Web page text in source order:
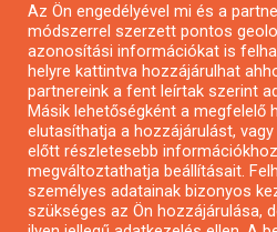
Pályázatok
Pályázatok civil szervezeteknek
Pályázatok vállalkozásoknak
Önkormányzati pályázatok
Mezőgazdasági pályázatok
Falusi turizmus pályázatok
Az Ön engedélyével mi és a
módszerrel szerzett pontos
azonosítási információkat is
helyre kattintva hozzájárulhat
partnereink a fent leírtak szerint
Másik lehetőségként a megfelelő
elutasíthatja a hozzájárulást,
előtt részletesebb
megváltoztathatja beállításait.
személyes adatainak bizonyos
szükséges az Ön hozzájárulása,